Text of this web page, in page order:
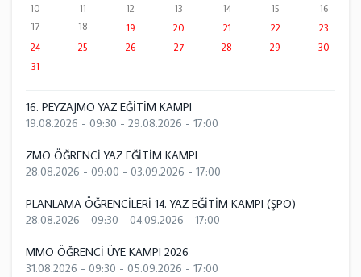
10
11 12 13 14 15
16
17
18 19 20 21 22
23
24
25 26 27 28 29
30
31
16. PEYZAJMO YAZ EĞİTİM KAMPI
19.08.2026 - 09:30 - 29.08.2026 - 17:00
ZMO ÖĞRENCİ YAZ EĞİTİM KAMPI
28.08.2026 - 09:00 - 03.09.2026 - 17:00
PLANLAMA ÖĞRENCİLERİ 14. YAZ EĞİTİM KAMPI (ŞPO)
28.08.2026 - 09:30 - 04.09.2026 - 17:00
MMO ÖĞRENCİ ÜYE KAMPI 2026
31.08.2026 - 09:30 - 05.09.2026 - 17:00